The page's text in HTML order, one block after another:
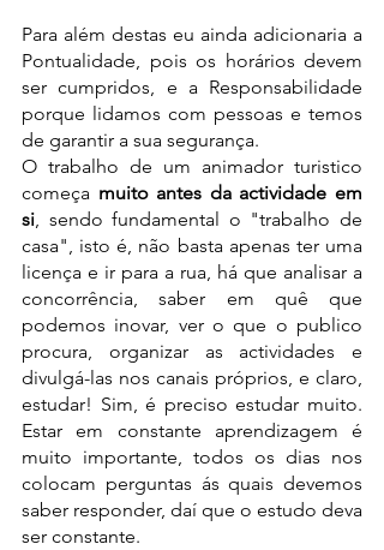
Para além destas eu ainda adicionaria a
Pontualidade, pois os horários devem
ser cumpridos, e a Responsabilidade
porque lidamos com pessoas e temos
de garantir a sua segurança.
O trabalho de um animador turistico
começa muito antes da actividade em
si, sendo fundamental o "trabalho de
casa", isto é, não basta apenas ter uma
licença e ir para a rua, há que analisar a
concorrência, saber em quê que
podemos inovar, ver o que o publico
procura, organizar as actividades e
divulgá-las nos canais próprios, e claro,
estudar! Sim, é preciso estudar muito.
Estar em constante aprendizagem é
muito importante, todos os dias nos
colocam perguntas ás quais devemos
saber responder, daí que o estudo deva
ser constante.